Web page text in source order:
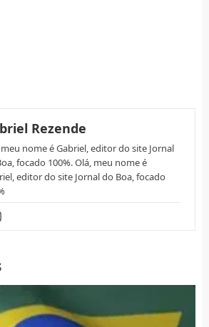
Rezende
nome é Gabriel, editor do site Jornal
focado 100%. Olá, meu nome é
editor do site Jornal do Boa, focado